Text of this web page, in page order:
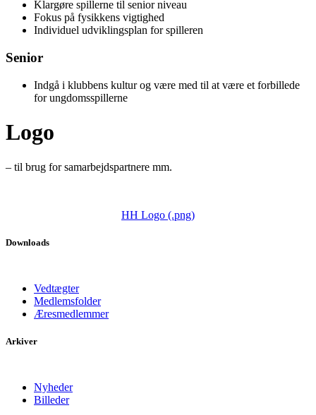
Klargøre spillerne til senior niveau
Fokus på fysikkens vigtighed
Individuel udviklingsplan for spilleren
Senior
Indgå i klubbens kultur og være med til at være et forbillede
for ungdomsspillerne
Logo
– til brug for samarbejdspartnere mm.
HH Logo (.png)
Downloads
Vedtægter
Medlemsfolder
Æresmedlemmer
Arkiver
Nyheder
Billeder